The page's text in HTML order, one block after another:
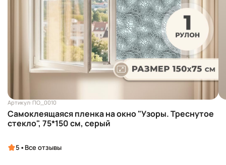
Артикул: ПО_0010
Самоклеящаяся пленка на окно "Узоры. Треснутое
стекло", 75*150 см, серый
5 • Все отзывы